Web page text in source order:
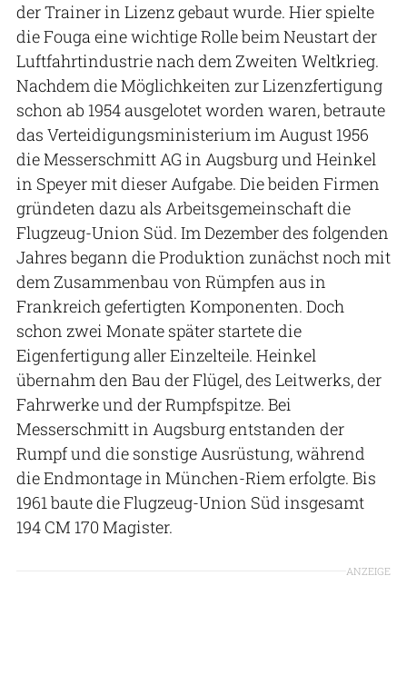
der Trainer in Lizenz gebaut wurde. Hier spielte
die Fouga eine wichtige Rolle beim Neustart der
Luftfahrtindustrie nach dem Zweiten Weltkrieg.
Nachdem die Möglichkeiten zur Lizenzfertigung
schon ab 1954 ausgelotet worden waren, betraute
das Verteidigungsministerium im August 1956
die Messerschmitt AG in Augsburg und Heinkel
in Speyer mit dieser Aufgabe. Die beiden Firmen
gründeten dazu als Arbeitsgemeinschaft die
Flugzeug-Union Süd. Im Dezember des folgenden
Jahres begann die Produktion zunächst noch mit
dem Zusammenbau von Rümpfen aus in
Frankreich gefertigten Komponenten. Doch
schon zwei Monate später startete die
Eigenfertigung aller Einzelteile. Heinkel
übernahm den Bau der Flügel, des Leitwerks, der
Fahrwerke und der Rumpfspitze. Bei
Messerschmitt in Augsburg entstanden der
Rumpf und die sonstige Ausrüstung, während
die Endmontage in München-Riem erfolgte. Bis
1961 baute die Flugzeug-Union Süd insgesamt
194 CM 170 Magister.
ANZEIGE